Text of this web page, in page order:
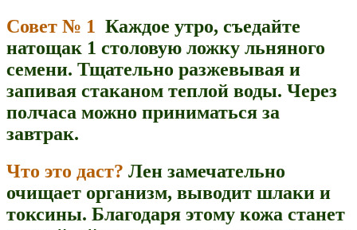
Совет № 1 Каждое утро, съедайте
натощак 1 столовую ложку льняного
семени. Тщательно разжевывая и
запивая стаканом теплой воды. Через
полчаса можно приниматься за
завтрак.
Что это даст? Лен замечательно
очищает организм, выводит шлаки и
токсины. Благодаря этому кожа станет